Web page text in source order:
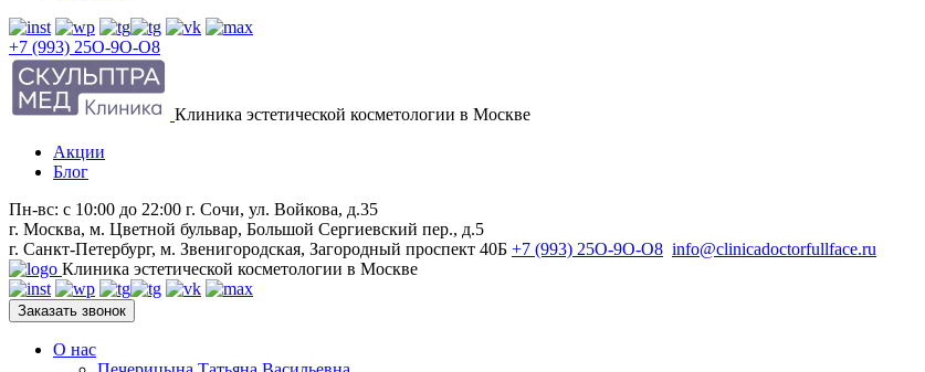
+7 (993) 25O-9O-O8
Клиника эстетической косметологии в Москве
Акции
Блог
Пн-вс: с 10:00 до 22:00 г. Сочи, ул. Войкова, д.35
г. Москва, м. Цветной бульвар, Большой Сергиевский пер., д.5
г. Санкт-Петербург, м. Звенигородская, Загородный проспект 40Б +7 (993) 25O-9O-O8 info@clinicadoctorfullface.ru
Клиника эстетической косметологии в Москве
Заказать звонок
О нас